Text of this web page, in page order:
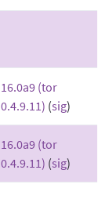
16.0a9 (tor
0.4.9.11) (sig)
16.0a9 (tor
0.4.9.11) (sig)